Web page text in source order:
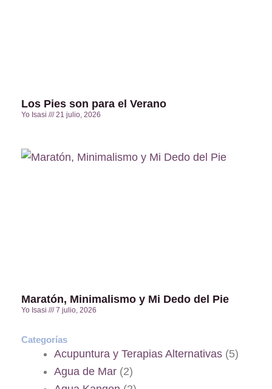
Los Pies son para el Verano
Yo Isasi 21 julio, 2026
Maratón, Minimalismo y Mi Dedo del Pie
Yo Isasi 7 julio, 2026
Categorías
Acupuntura y Terapias Alternativas (5)
Agua de Mar (2)